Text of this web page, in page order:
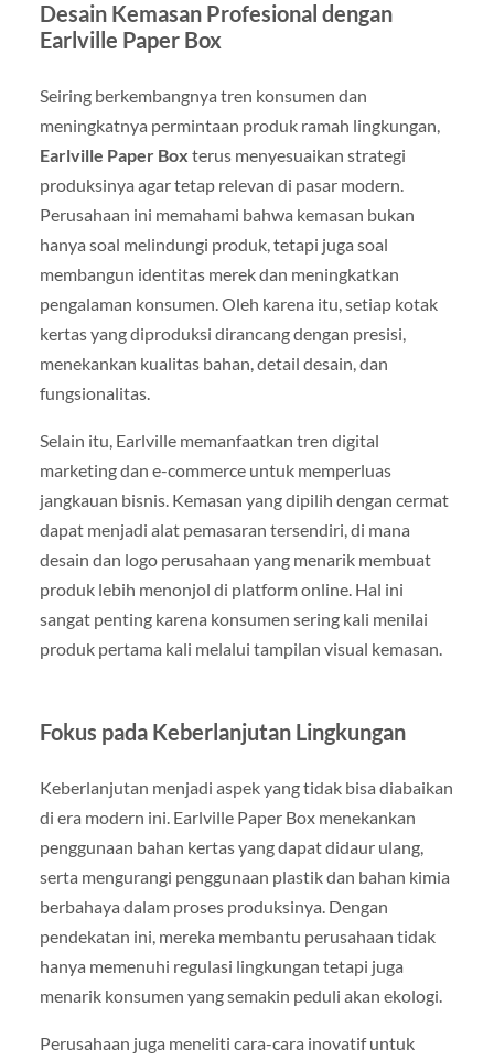
Desain Kemasan Profesional dengan
Earlville Paper Box
Seiring berkembangnya tren konsumen dan
meningkatnya permintaan produk ramah lingkungan,
Earlville Paper Box terus menyesuaikan strategi
produksinya agar tetap relevan di pasar modern.
Perusahaan ini memahami bahwa kemasan bukan
hanya soal melindungi produk, tetapi juga soal
membangun identitas merek dan meningkatkan
pengalaman konsumen. Oleh karena itu, setiap kotak
kertas yang diproduksi dirancang dengan presisi,
menekankan kualitas bahan, detail desain, dan
fungsionalitas.
Selain itu, Earlville memanfaatkan tren digital
marketing dan e-commerce untuk memperluas
jangkauan bisnis. Kemasan yang dipilih dengan cermat
dapat menjadi alat pemasaran tersendiri, di mana
desain dan logo perusahaan yang menarik membuat
produk lebih menonjol di platform online. Hal ini
sangat penting karena konsumen sering kali menilai
produk pertama kali melalui tampilan visual kemasan.
Fokus pada Keberlanjutan Lingkungan
Keberlanjutan menjadi aspek yang tidak bisa diabaikan
di era modern ini. Earlville Paper Box menekankan
penggunaan bahan kertas yang dapat didaur ulang,
serta mengurangi penggunaan plastik dan bahan kimia
berbahaya dalam proses produksinya. Dengan
pendekatan ini, mereka membantu perusahaan tidak
hanya memenuhi regulasi lingkungan tetapi juga
menarik konsumen yang semakin peduli akan ekologi.
Perusahaan juga meneliti cara-cara inovatif untuk